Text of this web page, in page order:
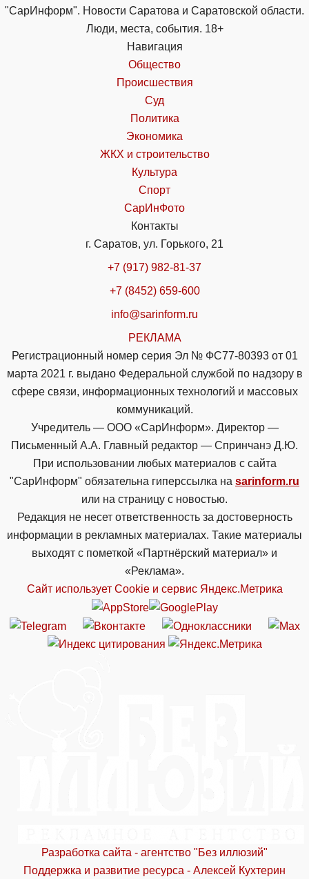
"СарИнформ". Новости Саратова и Саратовской области.
Люди, места, события. 18+
Навигация
Общество
Происшествия
Суд
Политика
Экономика
ЖКХ и строительство
Культура
Спорт
СарИнФото
Контакты
г. Саратов, ул. Горького, 21
+7 (917) 982-81-37
+7 (8452) 659-600
info@sarinform.ru
РЕКЛАМА
Регистрационный номер серия Эл № ФС77-80393 от 01
марта 2021 г. выдано Федеральной службой по надзору в
сфере связи, информационных технологий и массовых
коммуникаций.
Учредитель — ООО «СарИнформ». Директор —
Письменный А.А. Главный редактор — Спринчанэ Д.Ю.
При использовании любых материалов с сайта
"СарИнформ" обязательна гиперссылка на sarinform.ru
или на страницу с новостью.
Редакция не несет ответственность за достоверность
информации в рекламных материалах. Такие материалы
выходят с пометкой «Партнёрский материал» и
«Реклама».
Сайт использует Cookie и сервиc Яндекс.Метрика
Разработка сайта - агентство "Без иллюзий"
Поддержка и развитие ресурса - Алексей Кухтерин